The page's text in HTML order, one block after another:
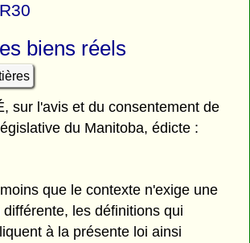
biens réels
sur l'avis et du consentement de
du Manitoba, édicte :
que le contexte n'exige une
les définitions qui
à la présente loi ainsi